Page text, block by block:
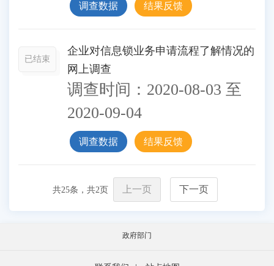
调查数据 结果反馈
已结束
企业对信息锁业务申请流程了解情况的
网上调查
调查时间： 2020-08-03 至
2020-09-04
调查数据 结果反馈
共25条，共2页 上一页 下一页
政府部门